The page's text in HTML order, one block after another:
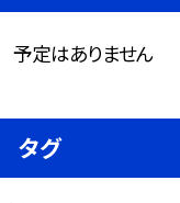
予定はありません
タグ